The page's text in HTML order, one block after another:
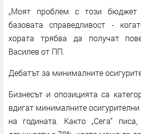
„Моят проблем с този
базовата справедливост -
хората трябва да получат
Василев от ПП.
Дебатът за минималните
Бизнесът и опозицията са
вдигат минималните
на годината. Както „Сега“